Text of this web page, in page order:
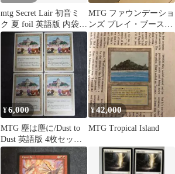
mtg Secret Lair 初音ミ
ク 夏 foil 英語版 内袋未
開封
MTG ファウンデーショ
ンズ プレイ・ブースタ
ー 6パック 日本語版
¥6,000
MTG 塵は塵に/Dust to
Dust 英語版 4枚セット
5ED
¥42,000
MTG Tropical Island